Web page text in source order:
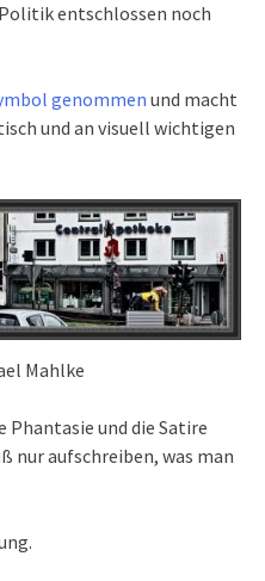
entschlossen noch
genommen und macht
und an visuell wichtigen
Mahlke
Phantasie und die Satire
nur aufschreiben, was man